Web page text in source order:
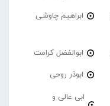
ابراهیم چاوشی
ابوالفضل کرامت
ابوذر روحی
ابی عالی و